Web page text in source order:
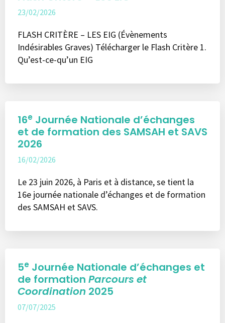
23/02/2026
FLASH CRITÈRE – LES EIG (Évènements
Indésirables Graves) Télécharger le Flash Critère 1.
Qu’est-ce-qu’un EIG
16e Journée Nationale d’échanges
et de formation des SAMSAH et SAVS
2026
16/02/2026
Le 23 juin 2026, à Paris et à distance, se tient la
16e journée nationale d’échanges et de formation
des SAMSAH et SAVS.
5e Journée Nationale d’échanges et
de formation Parcours et
Coordination 2025
07/07/2025